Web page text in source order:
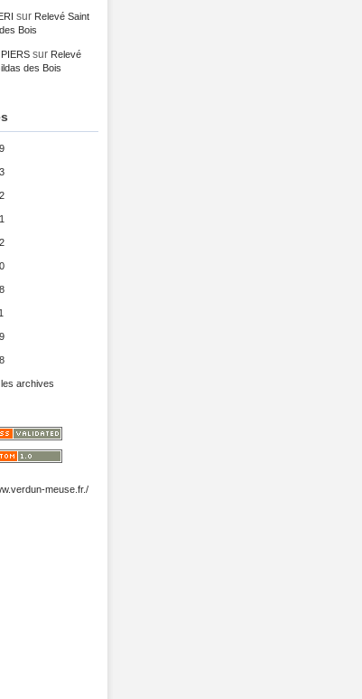
sur Relevé Saint
Bois
sur Relevé
des Bois
archives
meuse.fr./